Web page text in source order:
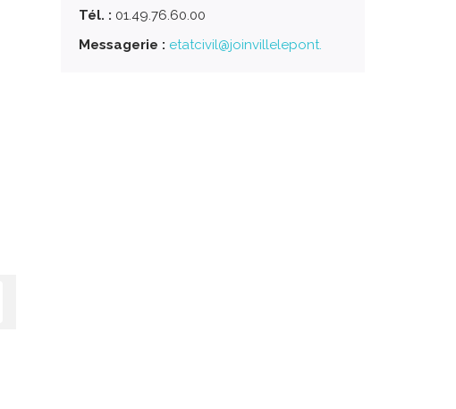
Tél. : 01.49.76.60.00
Messagerie : etatcivil@joinvillelepont.